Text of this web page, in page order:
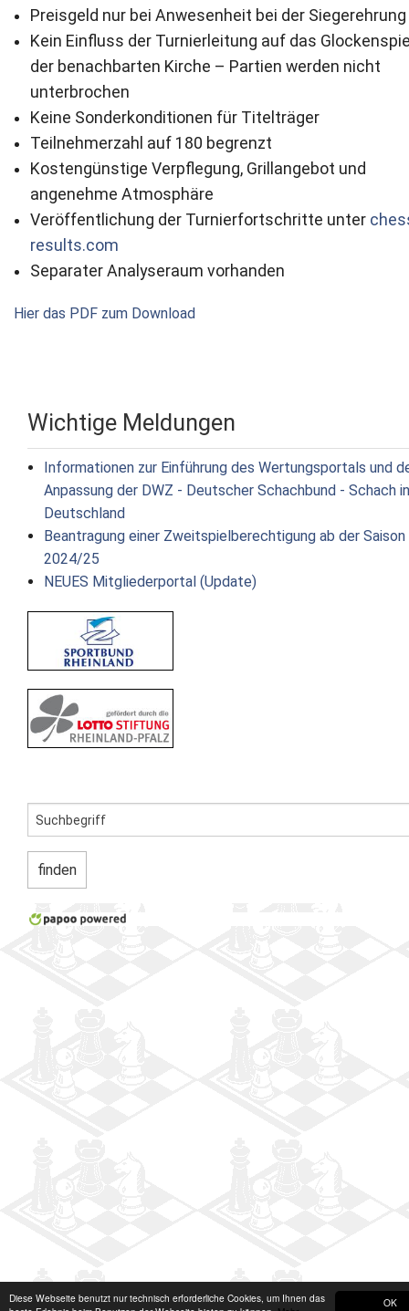
OK
Diese Webseite benutzt nur technisch erforderliche Cookies, um Ihnen das
Preisgeld nur bei Anwesenheit bei der Siegerehrung
Kein Einfluss der Turnierleitung auf das
der benachbarten Kirche – Partien werden nicht
unterbrochen
Keine Sonderkonditionen für Titelträger
Teilnehmerzahl auf 180 begrenzt
Kostengünstige Verpflegung, Grillangebot und
angenehme Atmosphäre
Veröffentlichung der Turnierfortschritte unter
results.com
Separater Analyseraum vorhanden
Hier das PDF zum Download
Wichtige Meldungen
Informationen zur Einführung des Wertungsportals und
Anpassung der DWZ - Deutscher Schachbund - Schach in
Deutschland
Beantragung einer Zweitspielberechtigung ab der Saison
2024/25
NEUES Mitgliederportal (Update)